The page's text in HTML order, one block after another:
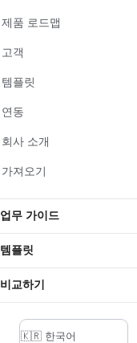
제품 로드맵
고객
템플릿
연동
회사 소개
가져오기
업무 가이드
템플릿
비교하기